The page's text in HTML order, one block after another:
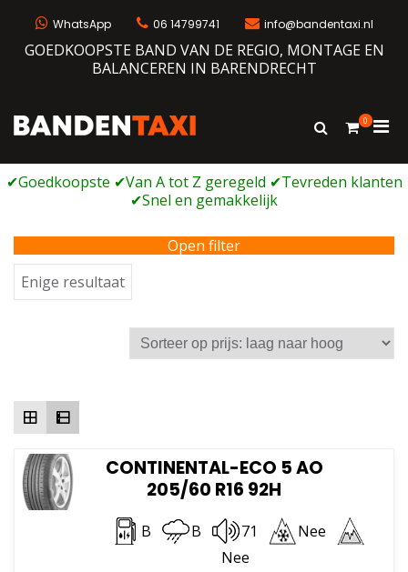
WhatsApp 06 14799741 info@bandentaxi.nl
GOEDKOOPSTE BAND VAN DE REGIO, MONTAGE EN
BALANCEREN IN BARENDRECHT
Bandengarage met eigen webshop
Toon
0
voor
Open filter
Enige resultaat
CONTINENTAL-ECO 5 AO
205/60 R16 92H
B B 71
Nee
Nee